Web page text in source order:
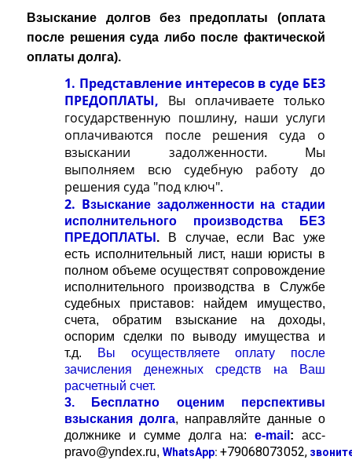
Взыскание долгов без предоплаты (оплата
после решения суда либо после фактической
оплаты долга).
1. Представление интересов в суде БЕЗ
ПРЕДОПЛАТЫ, Вы оплачиваете только
государственную пошлину, наши услуги
оплачиваются после решения суда о
взыскании задолженности. Мы
выполняем всю судебную работу до
решения суда "под ключ".
2. Взыскание задолженности на стадии
исполнительного производства БЕЗ
ПРЕДОПЛАТЫ .
В случае, если Вас уже
есть исполнительный лист, наши юристы в
полном объеме осуществят сопровождение
исполнительного производства в Службе
судебных приставов: найдем имущество,
счета, обратим взыскание на доходы,
оспорим сделки по выводу имущества и
т.д.
Вы осуществляете оплату после
зачисления денежных средств на Ваш
расчетный счет.
3.
Бесплатно оценим перспективы
взыскания долга, направляйте данные о
должнике и сумме долга на:
e-mail :
acc-
pravo@yndex.ru, WhatsApp: +79068073052,